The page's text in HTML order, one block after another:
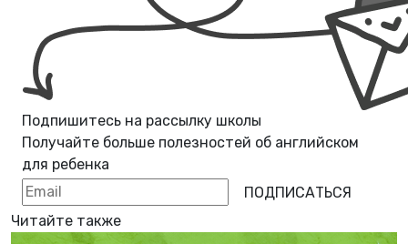
Подпишитесь на рассылку школы
Получайте больше полезностей об английском
для ребенка
ПОДПИСАТЬСЯ
Читайте также